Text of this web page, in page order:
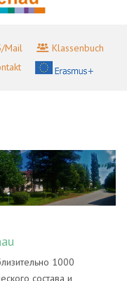
Mail
Klassenbuch
1000